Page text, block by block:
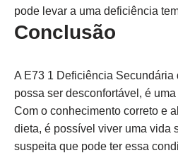
pode levar a uma deficiência
Conclusão
A E73 1 Deficiência Secundária
possa ser desconfortável, é
Com o conhecimento correto e
dieta, é possível viver uma vida
suspeita que pode ter essa